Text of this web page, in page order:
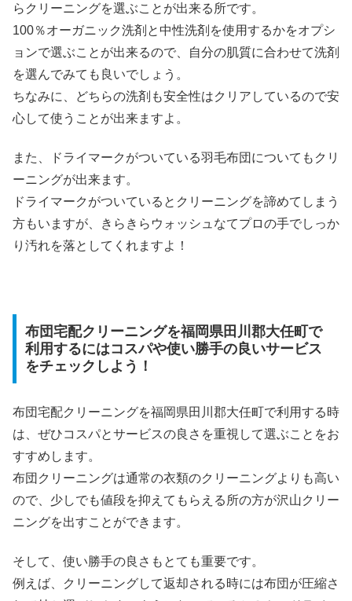
らクリーニングを選ぶことが出来る所です。
100％オーガニック洗剤と中性洗剤を使用するかをオプシ
ョンで選ぶことが出来るので、自分の肌質に合わせて洗剤
を選んでみても良いでしょう。
ちなみに、どちらの洗剤も安全性はクリアしているので安
心して使うことが出来ますよ。
また、ドライマークがついている羽毛布団についてもクリ
ーニングが出来ます。
ドライマークがついているとクリーニングを諦めてしまう
方もいますが、きらきらウォッシュなてプロの手でしっか
り汚れを落としてくれますよ！
布団宅配クリーニングを福岡県田川郡大任町で
利用するにはコスパや使い勝手の良いサービス
をチェックしよう！
布団宅配クリーニングを福岡県田川郡大任町で利用する時
は、ぜひコスパとサービスの良さを重視して選ぶことをお
すすめします。
布団クリーニングは通常の衣類のクリーニングよりも高い
ので、少しでも値段を抑えてもらえる所の方が沢山クリー
ニングを出すことができます。
そして、使い勝手の良さもとても重要です。
例えば、クリーニングして返却される時には布団が圧縮さ